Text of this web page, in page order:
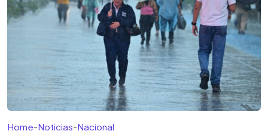
Home-Noticias-Nacional